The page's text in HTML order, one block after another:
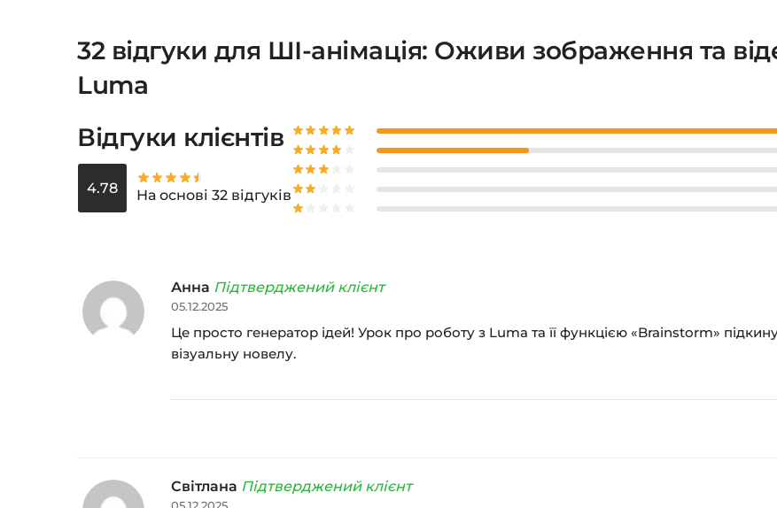
32 відгуки для ШІ-анімація: Оживи зображення та
Luma
Відгуки клієнтів
4.78 На основі 32 відгуків
Анна Підтверджений клієнт
05.12.2025
Це просто генератор ідей! Урок про роботу з Luma та її функцією «Brainstorm»
візуальну новелу.
Світлана Підтверджений клієнт